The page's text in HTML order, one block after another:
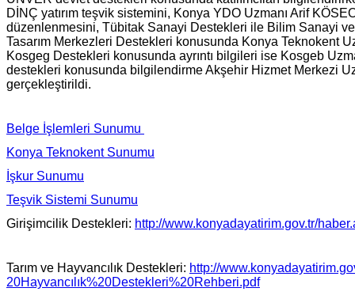
DİNÇ yatırım teşvik sistemini, Konya YDO Uzmanı Arif
düzenlenmesini, Tübitak Sanayi Destekleri ile Bilim Sanayi ve
Tasarım Merkezleri Destekleri konusunda Konya Teknokent
Kosgeg Destekleri konusunda ayrıntı bilgileri ise Kosgeb
destekleri konusunda bilgilendirme Akşehir Hizmet Merkezi
gerçekleştirildi.
Belge İşlemleri Sunumu
Konya Teknokent Sunumu
İşkur Sunumu
Teşvik Sistemi Sunumu
Girişimcilik Destekleri: http://www.konyadayatirim.gov.tr/
Tarım ve Hayvancılık Destekleri: http://
20Hayvancılık%20Destekleri%20Rehberi.pdf